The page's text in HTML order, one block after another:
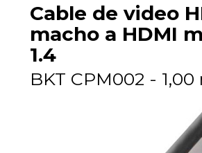
Cable de video
macho a HDMI
1.4
BKT CPM002 -